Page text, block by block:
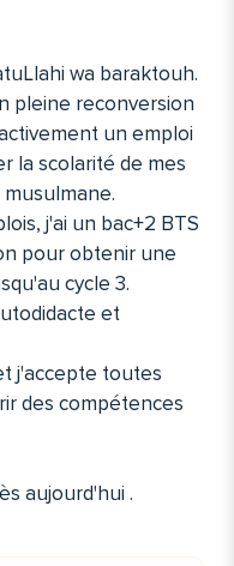
wa baraktouh.
pleine reconversion
un emploi
la scolarité de mes
j'ai un bac+2 BTS
pour obtenir une
cycle 3.
et
j'accepte toutes
des compétences
aujourd'hui .